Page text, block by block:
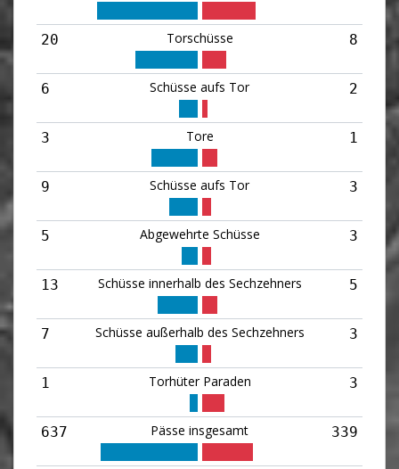
20 Torschüsse 8
6 Schüsse aufs Tor 2
3 Tore 1
9 Schüsse aufs Tor 3
5 Abgewehrte Schüsse 3
13 Schüsse innerhalb des Sechzehners 5
7 Schüsse außerhalb des Sechzehners 3
1 Torhüter Paraden 3
637 Pässe insgesamt 339